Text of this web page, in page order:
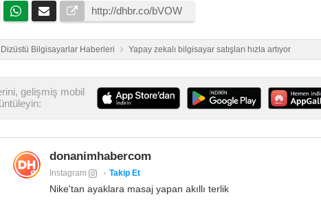
Dizüstü Bilgisayarlar Haberleri Yapay zekalı bilgisayar satışları hızla artıyor
gelişmiş mobil
donanimhabercom
Instagram Takip Et
Nike'tan ayaklara masaj yapan akıllı terlik